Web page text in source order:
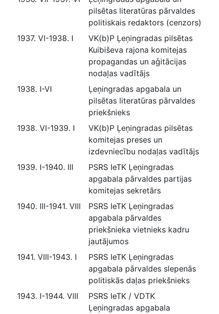
pilsētas literatūras pārvaldes
politiskais redaktors (cenzors)
1937. VI-1938. I
VK(b)P Ļeņingradas pilsētas
Kuibiševa rajona komitejas
propagandas un aģitācijas
nodaļas vadītājs
1938. I-VI
Ļeņingradas apgabala un
pilsētas literatūras pārvaldes
priekšnieks
1938. VI-1939. I
VK(b)P Ļeņingradas pilsētas
komitejas preses un
izdevniecību nodaļas vadītājs
1939. I-1940. III
PSRS IeTK Ļeņingradas
apgabala pārvaldes partijas
komitejas sekretārs
1940. III-1941. VIII
PSRS IeTK Ļeņingradas
apgabala pārvaldes
priekšnieka vietnieks kadru
jautājumos
1941. VIII-1943. I
PSRS IeTK Ļeņingradas
apgabala pārvaldes slepenās
politiskās daļas priekšnieks
1943. I-1944. VIII
PSRS IeTK / VDTK
Ļeņingradas apgabala